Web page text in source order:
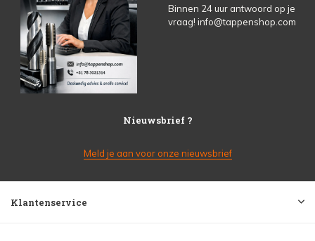
Binnen 24 uur antwoord op je
vraag! info@tappenshop.com
Nieuwsbrief ?
Meld je aan voor onze nieuwsbrief
Klantenservice